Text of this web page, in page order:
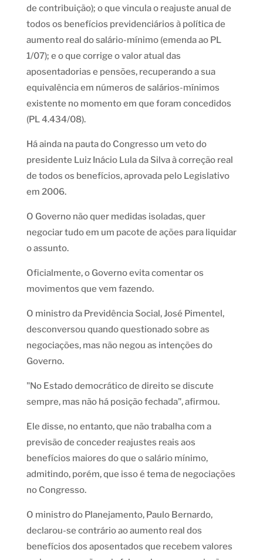
de contribuição); o que vincula o reajuste anual de
todos os benefícios previdenciários à política de
aumento real do salário-mínimo (emenda ao PL
1/07); e o que corrige o valor atual das
aposentadorias e pensões, recuperando a sua
equivalência em números de salários-mínimos
existente no momento em que foram concedidos
(PL 4.434/08).
Há ainda na pauta do Congresso um veto do
presidente Luiz Inácio Lula da Silva à correção real
de todos os benefícios, aprovada pelo Legislativo
em 2006.
O Governo não quer medidas isoladas, quer
negociar tudo em um pacote de ações para liquidar
o assunto.
Oficialmente, o Governo evita comentar os
movimentos que vem fazendo.
O ministro da Previdência Social, José Pimentel,
desconversou quando questionado sobre as
negociações, mas não negou as intenções do
Governo.
"No Estado democrático de direito se discute
sempre, mas não há posição fechada", afirmou.
Ele disse, no entanto, que não trabalha com a
previsão de conceder reajustes reais aos
benefícios maiores do que o salário mínimo,
admitindo, porém, que isso é tema de negociações
no Congresso.
O ministro do Planejamento, Paulo Bernardo,
declarou-se contrário ao aumento real dos
benefícios dos aposentados que recebem valores